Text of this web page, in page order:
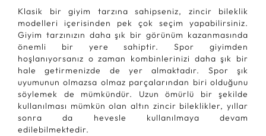
Klasik bir giyim tarzına sahipseniz, zincir bileklik
modelleri içerisinden pek çok seçim yapabilirsiniz.
Giyim tarzınızın daha şık bir görünüm kazanmasında
önemli bir yere sahiptir. Spor giyimden
hoşlanıyorsanız o zaman kombinlerinizi daha şık bir
hale getirmenizde de yer almaktadır. Spor şık
uyumunun olmazsa olmaz parçalarından biri olduğunu
söylemek de mümkündür. Uzun ömürlü bir şekilde
kullanılması mümkün olan altın zincir bileklikler, yıllar
sonra da hevesle kullanılmaya devam
edilebilmektedir.